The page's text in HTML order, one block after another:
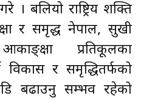
बलियो राष्ट्रिय शक्ति
र समृद्ध नेपाल, सुखी
प्रतिकूलका
विकास र समृद्धितर्फको
बढाउनु सम्भव रहेको